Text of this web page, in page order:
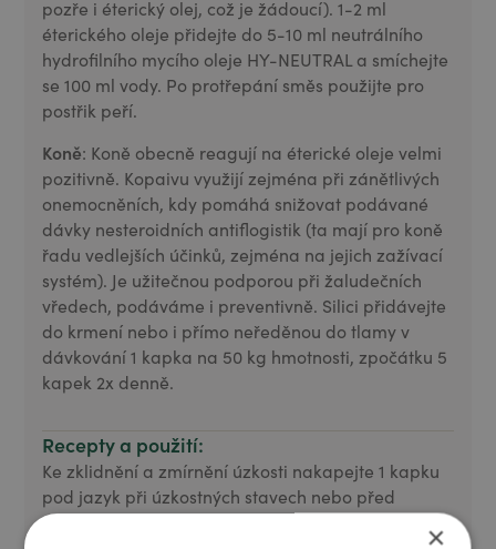
pozře i éterický olej, což je žádoucí). 1-2 ml
éterického oleje přidejte do 5-10 ml neutrálního
hydrofilního mycího oleje HY-NEUTRAL a smíchejte
se 100 ml vody. Po protřepání směs použijte pro
postřik peří.
Koně: Koně obecně reagují na éterické oleje velmi
pozitivně. Kopaivu využijí zejména při zánětlivých
onemocněních, kdy pomáhá snižovat podávané
dávky nesteroidních antiflogistik (ta mají pro koně
řadu vedlejších účinků, zejména na jejich zažívací
systém). Je užitečnou podporou při žaludečních
vředech, podáváme i preventivně. Silici přidávejte
do krmení nebo i přímo neředěnou do tlamy v
dávkování 1 kapka na 50 kg hmotnosti, zpočátku 5
kapek 2x denně.
Recepty a použití:
Ke zklidnění a zmírnění úzkosti nakapejte 1 kapku
pod jazyk při úzkostných stavech nebo před
meditací.
×